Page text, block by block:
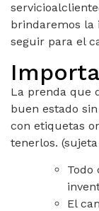
brindaremos la
seguir para el
La prenda que
buen estado
con etiquetas
tenerlos.
Todo
El